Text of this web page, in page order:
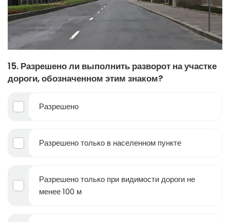
15. Разрешено ли выполнить разворот на участке
дороги, обозначенном этим знаком?
Разрешено
Разрешено только в населенном пункте
Разрешено только при видимости дороги не
менее 100 м